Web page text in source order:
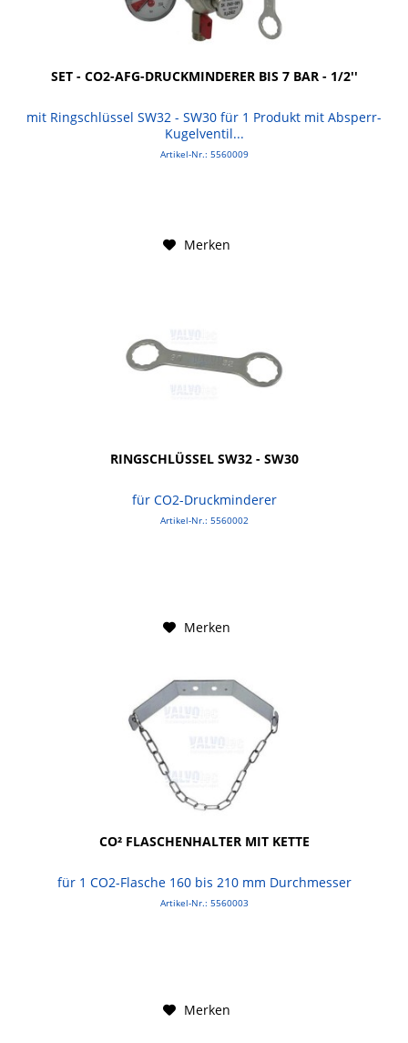
SET - CO2-AFG-DRUCKMINDERER BIS 7 BAR - 1/2''
mit Ringschlüssel SW32 - SW30 für 1 Produkt mit Absperr-
Kugelventil...
Artikel-Nr.: 5560009
Merken
RINGSCHLÜSSEL SW32 - SW30
für CO2-Druckminderer
Artikel-Nr.: 5560002
Merken
CO² FLASCHENHALTER MIT KETTE
für 1 CO2-Flasche 160 bis 210 mm Durchmesser
Artikel-Nr.: 5560003
Merken